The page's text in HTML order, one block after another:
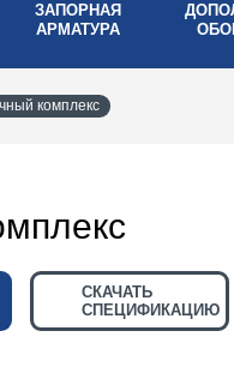
ЗАПОРНАЯ
АРМАТУРА
комплекс
СКАЧАТЬ
СПЕЦИФИКАЦИЮ